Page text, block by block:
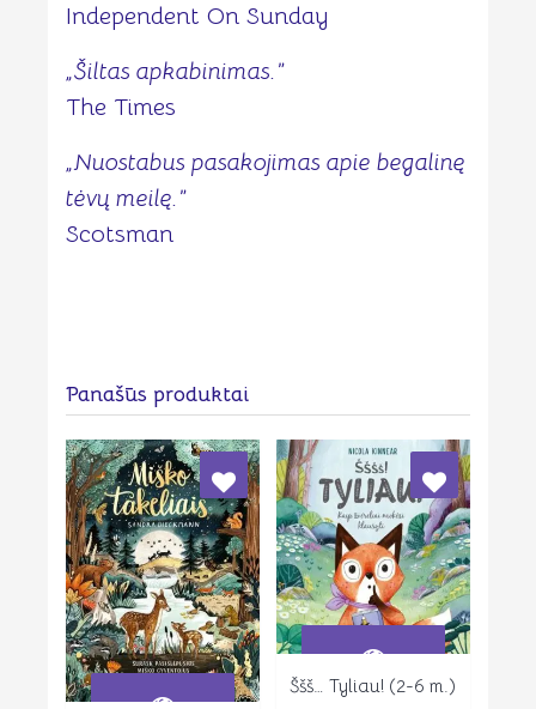
Independent On Sunday
„Šiltas apkabinimas.”
The Times
„Nuostabus pasakojimas apie begalinę
tėvų meilę.”
Scotsman
Panašūs produktai
Peržiūrėti
Ššš… Tyliau! (2-6 m.)